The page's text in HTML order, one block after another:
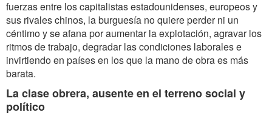
fuerzas entre los capitalistas estadounidenses, europeos y
sus rivales chinos, la burguesía no quiere perder ni un
céntimo y se afana por aumentar la explotación, agravar los
ritmos de trabajo, degradar las condiciones laborales e
invirtiendo en países en los que la mano de obra es más
barata.
La clase obrera, ausente en el terreno social y
político